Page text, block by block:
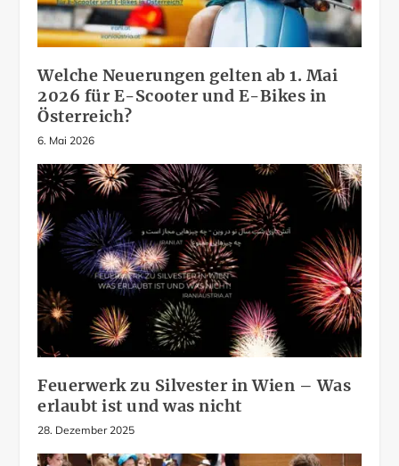
Welche Neuerungen gelten ab 1. Mai
2026 für E-Scooter und E-Bikes in
Österreich?
6. Mai 2026
Feuerwerk zu Silvester in Wien – Was
erlaubt ist und was nicht
28. Dezember 2025